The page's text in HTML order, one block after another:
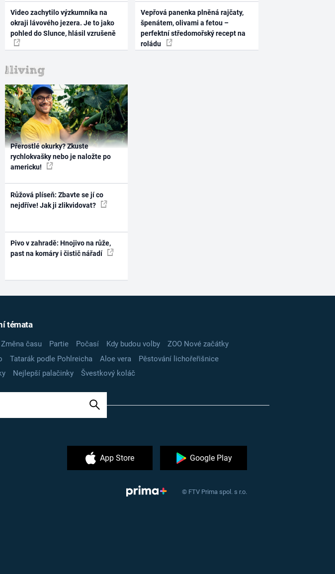
Video zachytilo výzkumníka na
okraji lávového jezera. Je to jako
pohled do Slunce, hlásil vzrušeně
Vepřová panenka plněná rajčaty,
špenátem, olivami a fetou –
perfektní středomořský recept na
roládu
Přerostlé okurky? Zkuste
rychlokvašky nebo je naložte po
americku!
Růžová plíseň: Zbavte se jí co
nejdříve! Jak ji zlikvidovat?
Pivo v zahradě: Hnojivo na růže,
past na komáry i čistič nářadí
témata
Změna času Partie Počasí Kdy budou volby
ZOO Nové začátky
Tatarák podle Pohlreicha Aloe vera
Pěstování lichořeřišnice
Nejlepší palačinky Švestkový koláč
App Store Google Play
© FTV Prima spol. s r.o.